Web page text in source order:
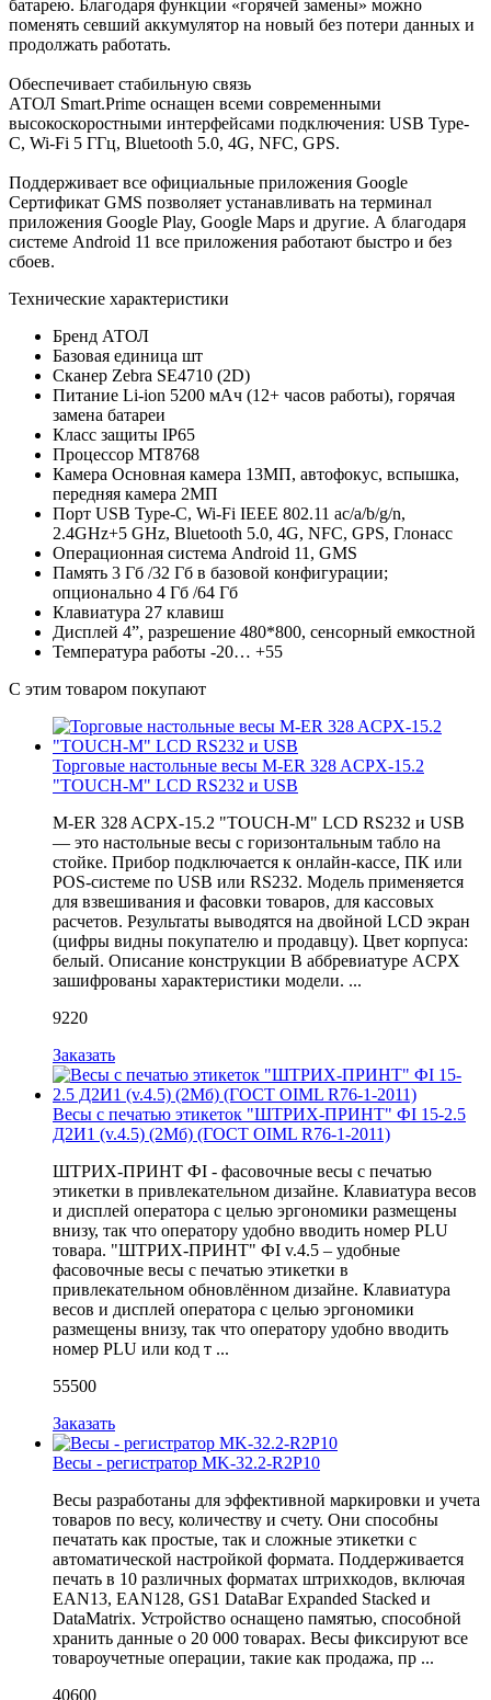
батарею. Благодаря функции «горячей замены» можно
поменять севший аккумулятор на новый без потери данных и
продолжать работать.
Обеспечивает стабильную связь
АТОЛ Smart.Prime оснащен всеми современными
высокоскоростными интерфейсами подключения: USB Type-
C, Wi-Fi 5 ГГц, Bluetooth 5.0, 4G, NFC, GPS.
Поддерживает все официальные приложения Google
Сертификат GMS позволяет устанавливать на терминал
приложения Google Play, Google Maps и другие. А благодаря
системе Android 11 все приложения работают быстро и без
сбоев.
Технические характеристики
Бренд АТОЛ
Базовая единица шт
Сканер Zebra SE4710 (2D)
Питание Li-ion 5200 мАч (12+ часов работы), горячая
замена батареи
Класс защиты IP65
Процессор MT8768
Камера Основная камера 13МП, автофокус, вспышка,
передняя камера 2МП
Порт USB Type-C, Wi-Fi IEEE 802.11 ac/a/b/g/n,
2.4GHz+5 GНz, Bluetooth 5.0, 4G, NFC, GPS, Глонасс
Операционная система Android 11, GMS
Память 3 Гб /32 Гб в базовой конфигурации;
опционально 4 Гб /64 Гб
Клавиатура 27 клавиш
Дисплей 4”, разрешение 480*800, сенсорный емкостной
Температура работы -20… +55
С этим товаром покупают
Торговые настольные весы M-ER 328 ACPX-15.2
"TOUCH-M" LCD RS232 и USB
M-ER 328 ACPX-15.2 "TOUCH-M" LCD RS232 и USB
— это настольные весы с горизонтальным табло на
стойке. Прибор подключается к онлайн-кассе, ПК или
POS-системе по USB или RS232. Модель применяется
для взвешивания и фасовки товаров, для кассовых
расчетов. Результаты выводятся на двойной LCD экран
(цифры видны покупателю и продавцу). Цвет корпуса:
белый. Описание конструкции В аббревиатуре ACPX
зашифрованы характеристики модели. ...
9220
Заказать
Весы с печатью этикеток "ШТРИХ-ПРИНТ" ФI 15-2.5
Д2И1 (v.4.5) (2Мб) (ГОСТ OIML R76-1-2011)
ШТРИХ-ПРИНТ ФI - фасовочные весы с печатью
этикетки в привлекательном дизайне. Клавиатура весов
и дисплей оператора с целью эргономики размещены
внизу, так что оператору удобно вводить номер PLU
товара. "ШТРИХ-ПРИНТ" ФI v.4.5 – удобные
фасовочные весы с печатью этикетки в
привлекательном обновлённом дизайне. Клавиатура
весов и дисплей оператора с целью эргономики
размещены внизу, так что оператору удобно вводить
номер PLU или код т ...
55500
Заказать
Весы - регистратор MK-32.2-R2P10
Весы разработаны для эффективной маркировки и учета
товаров по весу, количеству и счету. Они способны
печатать как простые, так и сложные этикетки с
автоматической настройкой формата. Поддерживается
печать в 10 различных форматах штрихкодов, включая
EAN13, EAN128, GS1 DataBar Expanded Stacked и
DataMatrix. Устройство оснащено памятью, способной
хранить данные о 20 000 товарах. Весы фиксируют все
товароучетные операции, такие как продажа, пр ...
40600